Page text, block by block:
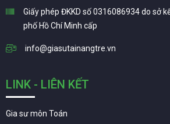
Giấy phép ĐKKD số 0316086934 do sở
phố Hồ Chí Minh cấp
info@giasutainangtre.vn
LINK - LIÊN KẾT
Gia sư môn Toán